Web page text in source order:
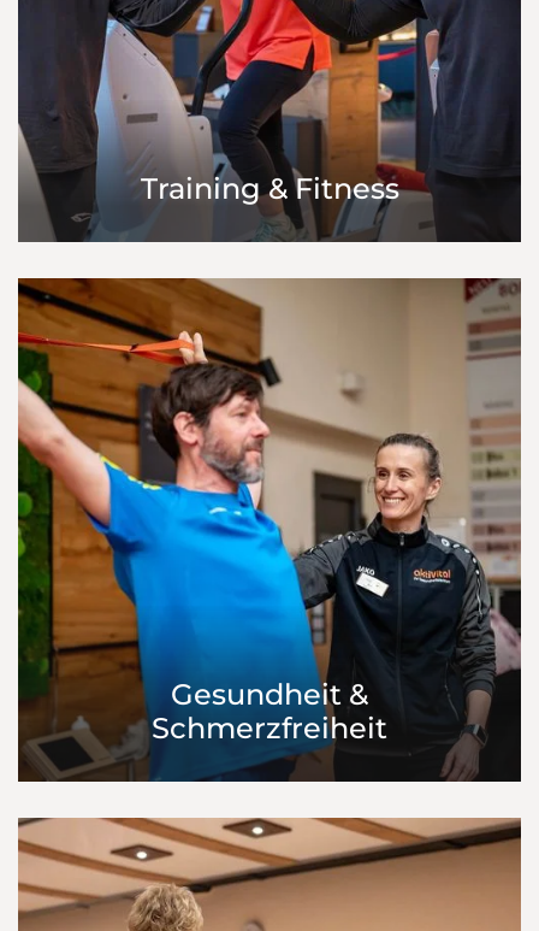
Training & Fitness
Gesundheit &
Schmerzfreiheit